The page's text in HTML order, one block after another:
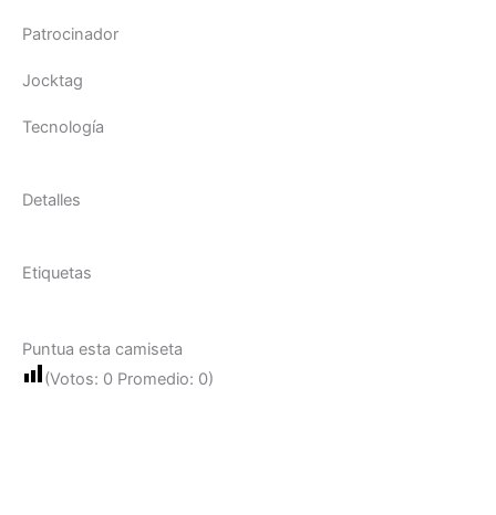
Patrocinador
Jocktag
Tecnología
Detalles
Etiquetas
Puntua esta camiseta
(Votos: 0 Promedio: 0)